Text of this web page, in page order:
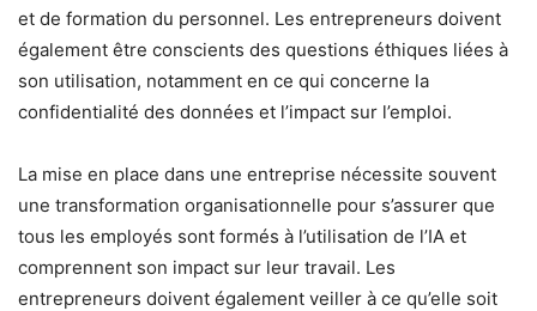
et de formation du personnel. Les entrepreneurs doivent
également être conscients des questions éthiques liées à
son utilisation, notamment en ce qui concerne la
confidentialité des données et l’impact sur l’emploi.
La mise en place dans une entreprise nécessite souvent
une transformation organisationnelle pour s’assurer que
tous les employés sont formés à l’utilisation de l’IA et
comprennent son impact sur leur travail. Les
entrepreneurs doivent également veiller à ce qu’elle soit